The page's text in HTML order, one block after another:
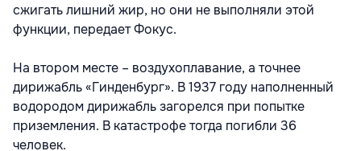
сжигать лишний жир, но они не выполняли этой
функции, передает Фокус.
На втором месте – воздухоплавание, а точнее
дирижабль «Гинденбург». В 1937 году наполненный
водородом дирижабль загорелся при попытке
приземления. В катастрофе тогда погибли 36
человек.